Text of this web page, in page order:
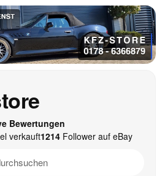
Bewertungen
verkauft1214Follower auf eBay